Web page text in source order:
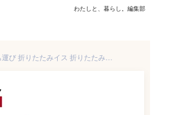
わたしと、暮らし。編集部